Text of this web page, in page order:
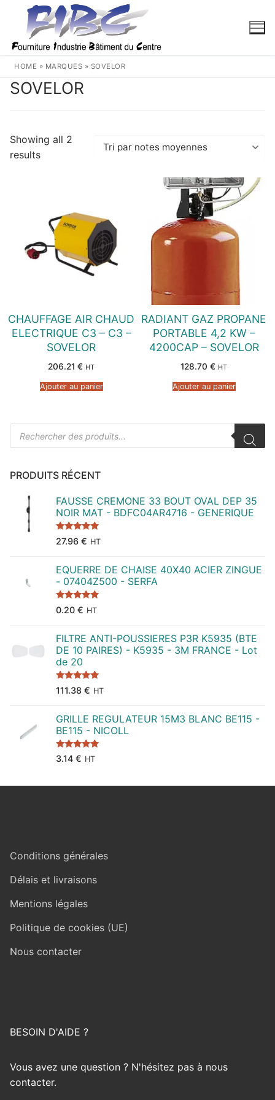
contenu
HOME » MARQUES » SOVELOR
SOVELOR
Showing all 2
results
Trié
CHAUFFAGE AIR CHAUD
ELECTRIQUE C3 – C3 –
SOVELOR
206.21 € HT
Ajouter au panier
RADIANT GAZ PROPANE
PORTABLE 4,2 KW –
4200CAP – SOVELOR
128.70 € HT
Ajouter au panier
Recherche
de
produits
PRODUITS RÉCENT
FAUSSE CREMONE 33 BOUT OVAL DEP 35
NOIR MAT - BDFC04AR4716 - GENERIQUE
Note5.00
sur 5
27.96 € HT
EQUERRE DE CHAISE 40X40 ACIER ZINGUE
- 07404Z500 - SERFA
Note 5.00
sur 5
0.20 € HT
FILTRE ANTI-POUSSIERES P3R K5935 (BTE
DE 10 PAIRES) - K5935 - 3M FRANCE - Lot
de 20
Note5.00
sur 5
111.38 € HT
GRILLE REGULATEUR 15M3 BLANC BE115 -
BE115 - NICOLL
Note 5.00
sur 5
3.14 € HT
Conditions générales
Délais et livraisons
Mentions légales
Politique de cookies (UE)
Nous contacter
BESOIN D'AIDE ?
Vous avez une question ? N'hésitez pas à nous
contacter.